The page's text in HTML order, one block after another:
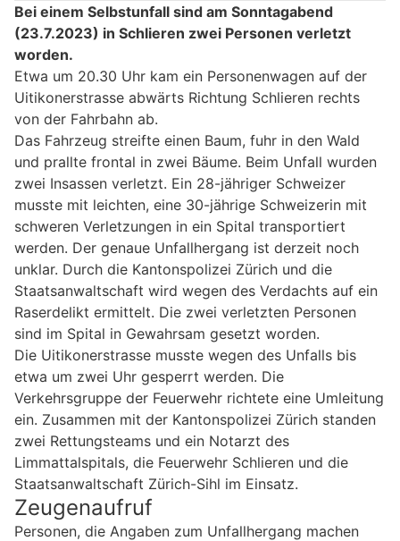
Bei einem Selbstunfall sind am Sonntagabend
(23.7.2023) in Schlieren zwei Personen verletzt
worden.
Etwa um 20.30 Uhr kam ein Personenwagen auf der
Uitikonerstrasse abwärts Richtung Schlieren rechts
von der Fahrbahn ab.
Das Fahrzeug streifte einen Baum, fuhr in den Wald
und prallte frontal in zwei Bäume. Beim Unfall wurden
zwei Insassen verletzt. Ein 28-jähriger Schweizer
musste mit leichten, eine 30-jährige Schweizerin mit
schweren Verletzungen in ein Spital transportiert
werden. Der genaue Unfallhergang ist derzeit noch
unklar. Durch die Kantonspolizei Zürich und die
Staatsanwaltschaft wird wegen des Verdachts auf ein
Raserdelikt ermittelt. Die zwei verletzten Personen
sind im Spital in Gewahrsam gesetzt worden.
Die Uitikonerstrasse musste wegen des Unfalls bis
etwa um zwei Uhr gesperrt werden. Die
Verkehrsgruppe der Feuerwehr richtete eine Umleitung
ein. Zusammen mit der Kantonspolizei Zürich standen
zwei Rettungsteams und ein Notarzt des
Limmattalspitals, die Feuerwehr Schlieren und die
Staatsanwaltschaft Zürich-Sihl im Einsatz.
Zeugenaufruf
Personen, die Angaben zum Unfallhergang machen